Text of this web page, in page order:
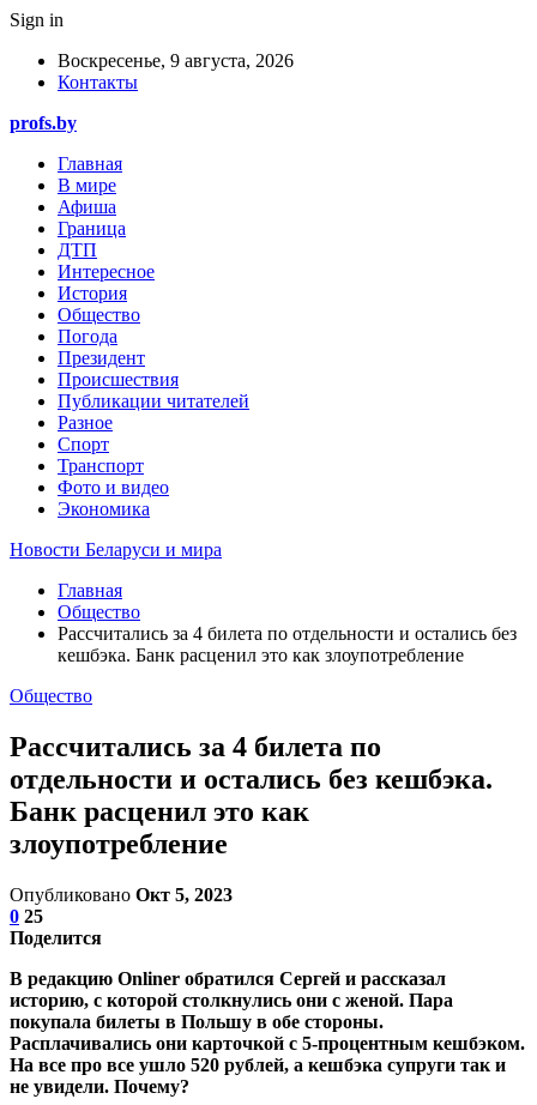
Sign in
Воскресенье, 9 августа, 2026
Контакты
profs.by
Главная
В мире
Афиша
Граница
ДТП
Интересное
История
Общество
Погода
Президент
Происшествия
Публикации читателей
Разное
Спорт
Транспорт
Фото и видео
Экономика
Новости Беларуси и мира
Главная
Общество
Рассчитались за 4 билета по отдельности и остались без
кешбэка. Банк расценил это как злоупотребление
Общество
Рассчитались за 4 билета по
отдельности и остались без кешбэка.
Банк расценил это как
злоупотребление
Опубликовано Окт 5, 2023
0 25
Поделится
В редакцию Onliner обратился Сергей и рассказал
историю, с которой столкнулись они с женой. Пара
покупала билеты в Польшу в обе стороны.
Расплачивались они карточкой с 5-процентным кешбэком.
На все про все ушло 520 рублей, а кешбэка супруги так и
не увидели. Почему?